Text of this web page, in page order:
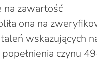
zawartość
ona na
wskazujących
czynu